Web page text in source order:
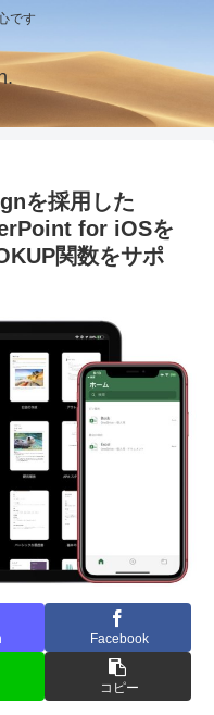
です
を採用した
for iOSを
関数をサポ
Facebook
コピー